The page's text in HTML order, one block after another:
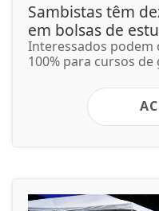
Sambistas têm
em bolsas de
Interessados podem
100% para cursos de